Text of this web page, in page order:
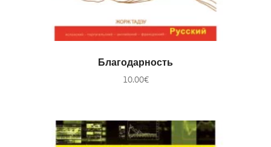
В КОРЗИНУ
Благодарность
10.00€